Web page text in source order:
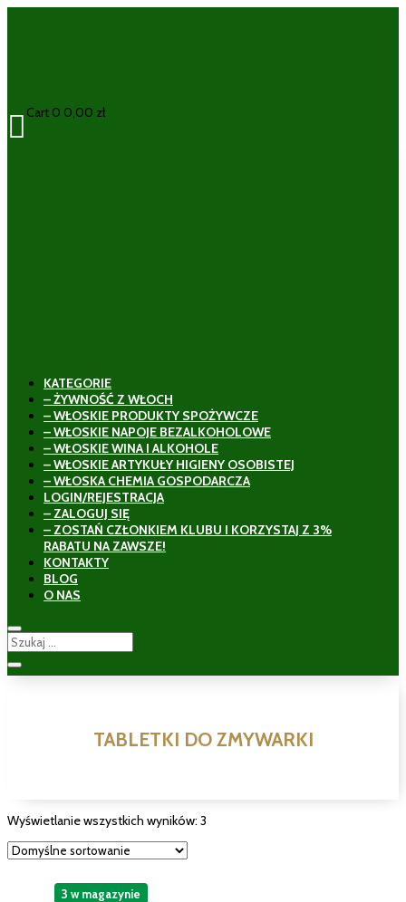
 Cart 0 0,00 zł
KATEGORIE
– ŻYWNOŚĆ Z WŁOCH
– WŁOSKIE PRODUKTY SPOŻYWCZE
– WŁOSKIE NAPOJE BEZALKOHOLOWE
– WŁOSKIE WINA I ALKOHOLE
– WŁOSKIE ARTYKUŁY HIGIENY OSOBISTEJ
– WŁOSKA CHEMIA GOSPODARCZA
LOGIN/REJESTRACJA
– ZALOGUJ SIĘ
– ZOSTAŃ CZŁONKIEM KLUBU I KORZYSTAJ Z 3%
RABATU NA ZAWSZE!
KONTAKTY
BLOG
O NAS
TABLETKI DO ZMYWARKI
Wyświetlanie wszystkich wyników: 3
3 w magazynie